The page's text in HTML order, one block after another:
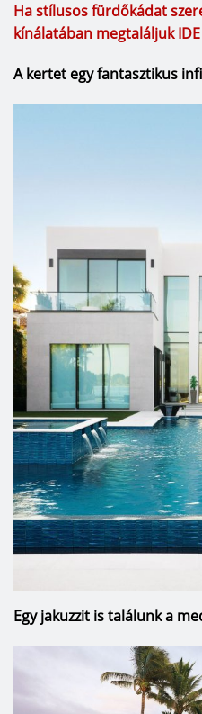
Ha stílusos fürdőkádat
kínálatában megtaláljuk IDE
A kertet egy fantasztikus
Egy jakuzzit is találunk a